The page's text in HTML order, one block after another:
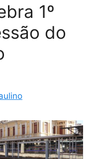
1º
do